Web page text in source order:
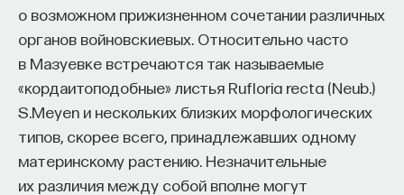
о возможном прижизненном сочетании различных
органов войновскиевых. Относительно часто
в Мазуевке встречаются так называемые
«кордаитоподобные» листья Rufloria recta (Neub.)
S.Meyen и нескольких близких морфологических
типов, скорее всего, принадлежавших одному
материнскому растению. Незначительные
их различия между собой вполне могут